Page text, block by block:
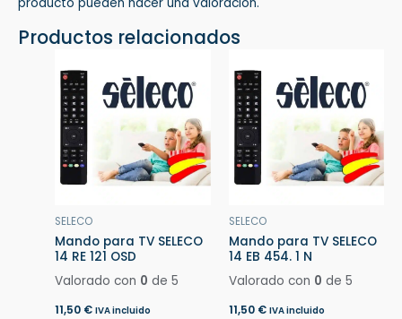
Productos relacionados
SELECO
Mando para TV SELECO
14 RE 121 OSD
Valorado con 0 de 5
11,50 € IVA incluido
SELECO
Mando para TV SELECO
14 EB 454. 1 N
Valorado con 0 de 5
11,50 € IVA incluido